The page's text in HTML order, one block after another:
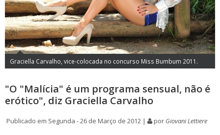
Graciella Carvalho, vice-colocada no concurso Miss Bumbum 2011.
"O "Malícia" é um programa sensual, não é
erótico", diz Graciella Carvalho
Publicado em Segunda - 26 de Março de 2012 | por Giovani Lettiere